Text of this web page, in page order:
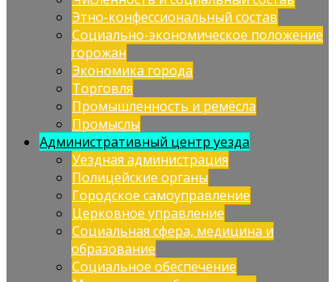
Этно-конфессиональный состав
Социально-экономическое положение
горожан
Экономика города
Торговля
Промышленность и ремёсла
Промыслы
Административный центр уезда
Уездная администрация
Полицейские органы
Городское самоуправление
Церковное управление
Социальная сфера, медицина и
образование
Социальное обеспечение